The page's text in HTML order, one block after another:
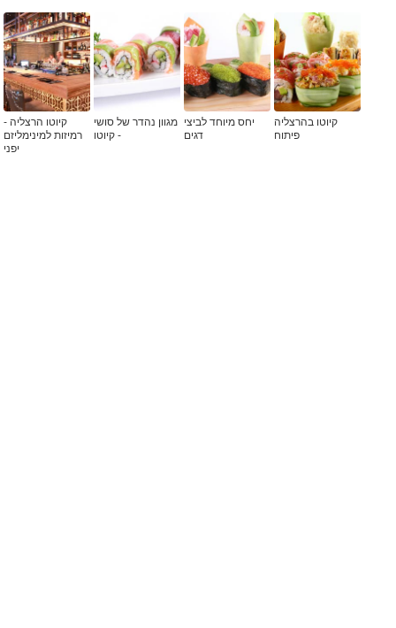
קיוטו בהרצליה
פיתוח
יחס מיוחד לביצי
דגים
מגוון נהדר של סושי
- קיוטו
קיוטו הרצליה -
רמיזות למינימליזם
יפני